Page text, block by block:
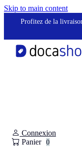
Skip to main content
Profitez de la
Connexion
Panier
0
Panneau de gestion des